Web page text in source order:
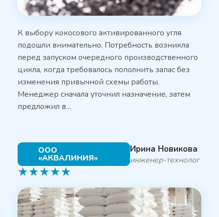
К выбору кокосового активированного угля
подошли внимательно. Потребность возникла
перед запуском очередного производственного
цикла, когда требовалось пополнить запас без
изменения привычной схемы работы.
Менеджер сначала уточнил назначение, затем
предложил в…
ООО
«АКВАЛИНИЯ»
Ирина Новикова
инженер-технолог
★★★★★